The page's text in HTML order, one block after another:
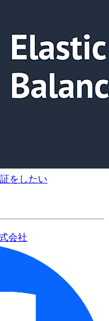
をしたい
会社